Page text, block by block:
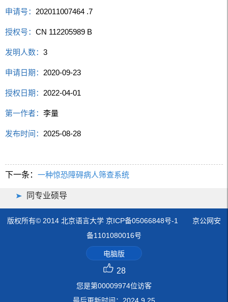
申请号： 202011007464 .7
授权号：CN 112205989 B
发明人数：3
申请日期： 2020-09-23
授权日期： 2022-04-01
第一作者：李量
发布时间： 2025-08-28
下一条：一种惊恐障碍病人筛查系统
同专业硕导
版权所有© 2014 北京语言大学 京ICP备05066848号-1 京公网安
备1101080016号
电脑版
28
您是第00009974位访客
最后更新时间： 2024 9 25